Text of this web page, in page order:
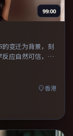
99:00
变迁为背景，刻
应自然可信，对
细品台词与构
香港